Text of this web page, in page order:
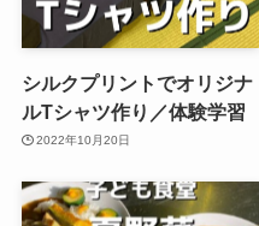
シルクプリントでオリジナ
ルTシャツ作り／体験学習
2022年10月20日